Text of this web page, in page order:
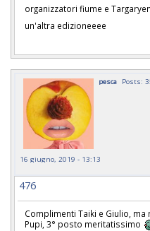
organizzatori fiume e Targaryen
un'altra edizioneeee
pesca Posts:
16 giugno, 2019 - 13:13
476
Complimenti Taiki e Giulio, ma
Pupi, 3° posto meritatissimo